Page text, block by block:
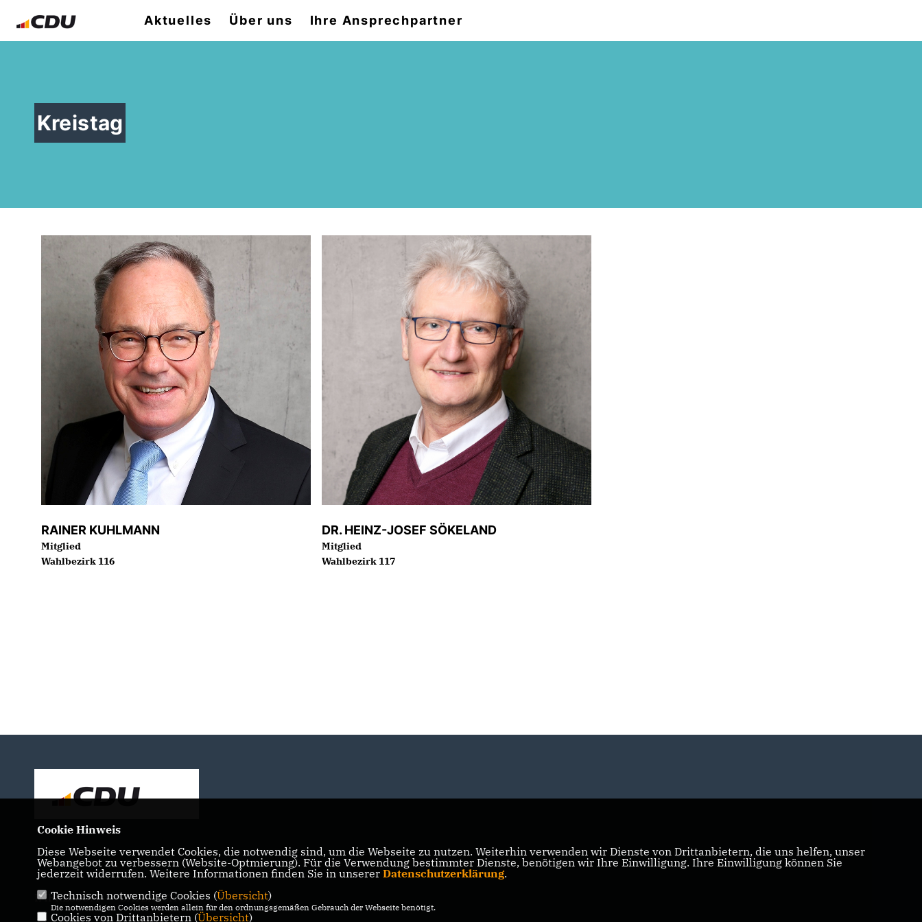
Aktuelles Über uns Ihre Ansprechpartner
Kreistag
RAINER KUHLMANN
Mitglied
Wahlbezirk 116
DR. HEINZ-JOSEF SÖKELAND
Mitglied
Wahlbezirk 117
IMPRESSUM DATENSCHUTZ KONTAKT
Cookie Hinweis
Diese Webseite verwendet Cookies, die notwendig sind, um die Webseite zu nutzen. Weiterhin verwenden wir Dienste von Drittanbietern, die uns helfen, unser
Webangebot zu verbessern (Website-Optmierung). Für die Verwendung bestimmter Dienste, benötigen wir Ihre Einwilligung. Ihre Einwilligung können Sie
jederzeit widerrufen. Weitere Informationen finden Sie in unserer Datenschutzerklärung.
Technisch notwendige Cookies (Übersicht)
Die notwendigen Cookies werden allein für den ordnungsgemäßen Gebrauch der Webseite benötigt.
Cookies von Drittanbietern (Übersicht)